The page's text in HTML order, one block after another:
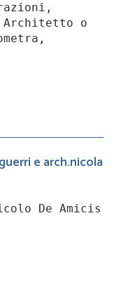
Architetto o
e arch.nicola
De Amicis